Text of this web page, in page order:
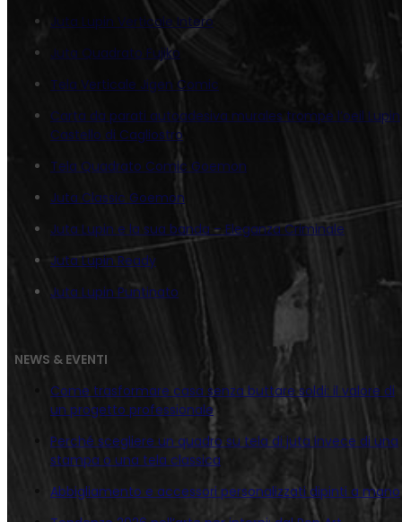
Juta Lupin Verticale Intero
Juta Quadrato Fujiko
Tela Verticale Jigen Comic
Carta da parati autoadesiva murales trompe l’oeil Lupin
Castello di Cagliostro
Tela Quadrato Comic Goemon
Juta Classic Goemon
Juta Lupin e la sua banda – Eleganza Criminale
Juta Lupin Ready
Juta Lupin Puntinato
NEWS & EVENTI
Come trasformare casa senza buttare soldi: il valore di
un progetto professionale
Perché scegliere un quadro su tela di juta invece di una
stampa o una tela classica
Abbigliamento e accessori personalizzati dipinti a mano